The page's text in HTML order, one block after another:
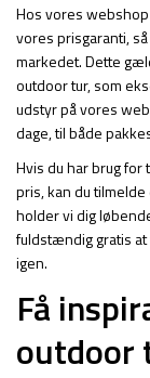
Hos vores
vores prisgaranti,
markedet. Dette
outdoor tur, som
udstyr på vores
dage, til både
Hvis du har brug
pris, kan du
holder vi dig
fuldstændig gratis
igen.
Få
outdoor